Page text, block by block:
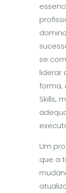
se
liderar
forma,
Skills,
Um
que a